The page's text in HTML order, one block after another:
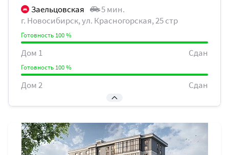
Заельцовская
5 мин.
г. Новосибирск, ул. Красногорская, 25 стр
Готовность 100 %
Дом 1 Сдан
Готовность 100 %
Дом 2 Сдан